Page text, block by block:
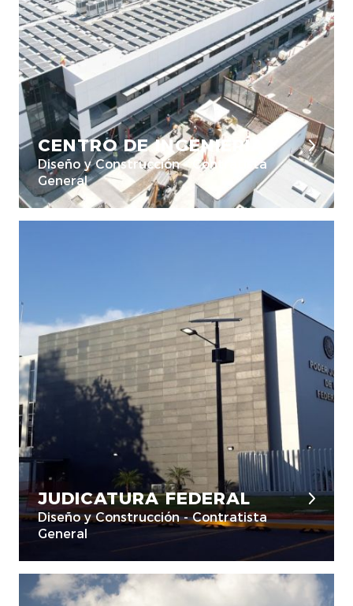
CENTRO DE INGENIERÍA
Diseño y Construcción - Contratista
General
JUDICATURA FEDERAL
Diseño y Construcción - Contratista
General